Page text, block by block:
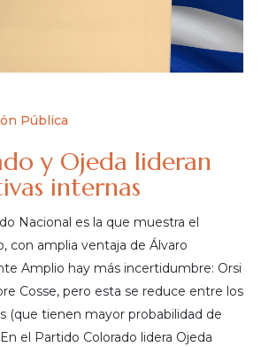
Pública
y Ojeda lideran
internas
Nacional es la que muestra el
con amplia ventaja de Álvaro
Amplio hay más incertidumbre: Orsi
Cosse, pero esta se reduce entre los
(que tienen mayor probabilidad de
el Partido Colorado lidera Ojeda